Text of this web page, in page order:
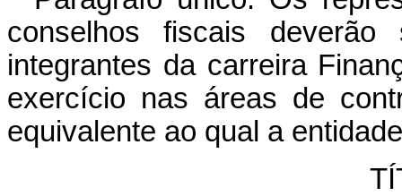
conselhos fiscais deverão
integrantes da carreira
exercício nas áreas de
equivalente ao qual a